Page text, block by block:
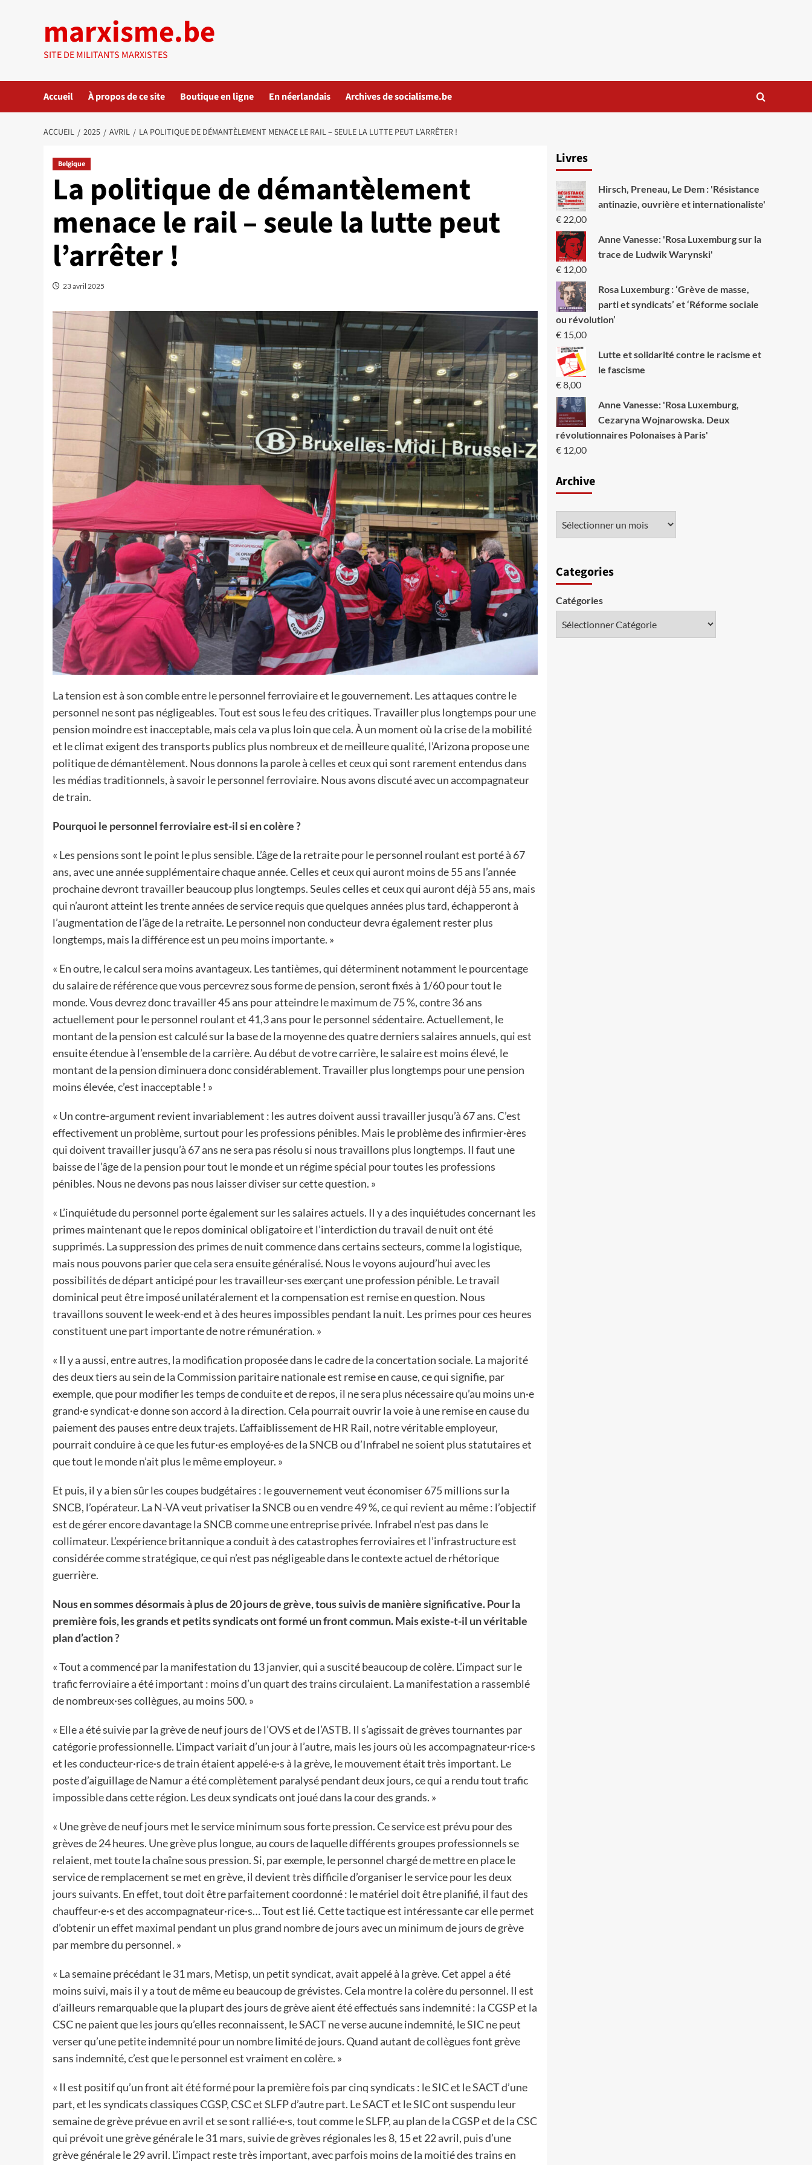
marxisme.be
SITE DE MILITANTS MARXISTES
Accueil À propos de ce site Boutique en ligne En néerlandais Archives de socialisme.be
ACCUEIL 2025 AVRIL LA POLITIQUE DE DÉMANTÈLEMENT MENACE LE RAIL – SEULE LA LUTTE PEUT L’ARRÊTER !
Belgique
La politique de démantèlement
menace le rail – seule la lutte peut
l’arrêter !
23 avril 2025
La tension est à son comble entre le personnel ferroviaire et le gouvernement. Les attaques contre le
personnel ne sont pas négligeables. Tout est sous le feu des critiques. Travailler plus longtemps pour une
pension moindre est inacceptable, mais cela va plus loin que cela. À un moment où la crise de la mobilité
et le climat exigent des transports publics plus nombreux et de meilleure qualité, l’Arizona propose une
politique de démantèlement. Nous donnons la parole à celles et ceux qui sont rarement entendus dans
les médias traditionnels, à savoir le personnel ferroviaire. Nous avons discuté avec un accompagnateur
de train.
Pourquoi le personnel ferroviaire est-il si en colère ?
« Les pensions sont le point le plus sensible. L’âge de la retraite pour le personnel roulant est porté à 67
ans, avec une année supplémentaire chaque année. Celles et ceux qui auront moins de 55 ans l’année
prochaine devront travailler beaucoup plus longtemps. Seules celles et ceux qui auront déjà 55 ans, mais
qui n’auront atteint les trente années de service requis que quelques années plus tard, échapperont à
l’augmentation de l’âge de la retraite. Le personnel non conducteur devra également rester plus
longtemps, mais la différence est un peu moins importante. »
« En outre, le calcul sera moins avantageux. Les tantièmes, qui déterminent notamment le pourcentage
du salaire de référence que vous percevrez sous forme de pension, seront fixés à 1/60 pour tout le
monde. Vous devrez donc travailler 45 ans pour atteindre le maximum de 75 %, contre 36 ans
actuellement pour le personnel roulant et 41,3 ans pour le personnel sédentaire. Actuellement, le
montant de la pension est calculé sur la base de la moyenne des quatre derniers salaires annuels, qui est
ensuite étendue à l’ensemble de la carrière. Au début de votre carrière, le salaire est moins élevé, le
montant de la pension diminuera donc considérablement. Travailler plus longtemps pour une pension
moins élevée, c’est inacceptable ! »
« Un contre-argument revient invariablement : les autres doivent aussi travailler jusqu’à 67 ans. C’est
effectivement un problème, surtout pour les professions pénibles. Mais le problème des infirmier·ères
qui doivent travailler jusqu’à 67 ans ne sera pas résolu si nous travaillons plus longtemps. Il faut une
baisse de l’âge de la pension pour tout le monde et un régime spécial pour toutes les professions
pénibles. Nous ne devons pas nous laisser diviser sur cette question. »
« L’inquiétude du personnel porte également sur les salaires actuels. Il y a des inquiétudes concernant les
primes maintenant que le repos dominical obligatoire et l’interdiction du travail de nuit ont été
supprimés. La suppression des primes de nuit commence dans certains secteurs, comme la logistique,
mais nous pouvons parier que cela sera ensuite généralisé. Nous le voyons aujourd’hui avec les
possibilités de départ anticipé pour les travailleur·ses exerçant une profession pénible. Le travail
dominical peut être imposé unilatéralement et la compensation est remise en question. Nous
travaillons souvent le week-end et à des heures impossibles pendant la nuit. Les primes pour ces heures
constituent une part importante de notre rémunération. »
« Il y a aussi, entre autres, la modification proposée dans le cadre de la concertation sociale. La majorité
des deux tiers au sein de la Commission paritaire nationale est remise en cause, ce qui signifie, par
exemple, que pour modifier les temps de conduite et de repos, il ne sera plus nécessaire qu’au moins un·e
grand·e syndicat·e donne son accord à la direction. Cela pourrait ouvrir la voie à une remise en cause du
paiement des pauses entre deux trajets. L’affaiblissement de HR Rail, notre véritable employeur,
pourrait conduire à ce que les futur·es employé·es de la SNCB ou d’Infrabel ne soient plus statutaires et
que tout le monde n’ait plus le même employeur. »
Et puis, il y a bien sûr les coupes budgétaires : le gouvernement veut économiser 675 millions sur la
SNCB, l’opérateur. La N-VA veut privatiser la SNCB ou en vendre 49 %, ce qui revient au même : l’objectif
est de gérer encore davantage la SNCB comme une entreprise privée. Infrabel n’est pas dans le
collimateur. L’expérience britannique a conduit à des catastrophes ferroviaires et l’infrastructure est
considérée comme stratégique, ce qui n’est pas négligeable dans le contexte actuel de rhétorique
guerrière.
Nous en sommes désormais à plus de 20 jours de grève, tous suivis de manière significative. Pour la
première fois, les grands et petits syndicats ont formé un front commun. Mais existe-t-il un véritable
plan d’action ?
« Tout a commencé par la manifestation du 13 janvier, qui a suscité beaucoup de colère. L’impact sur le
trafic ferroviaire a été important : moins d’un quart des trains circulaient. La manifestation a rassemblé
de nombreux·ses collègues, au moins 500. »
« Elle a été suivie par la grève de neuf jours de l’OVS et de l’ASTB. Il s’agissait de grèves tournantes par
catégorie professionnelle. L’impact variait d’un jour à l’autre, mais les jours où les accompagnateur·rice·s
et les conducteur·rice·s de train étaient appelé·e·s à la grève, le mouvement était très important. Le
poste d’aiguillage de Namur a été complètement paralysé pendant deux jours, ce qui a rendu tout trafic
impossible dans cette région. Les deux syndicats ont joué dans la cour des grands. »
« Une grève de neuf jours met le service minimum sous forte pression. Ce service est prévu pour des
grèves de 24 heures. Une grève plus longue, au cours de laquelle différents groupes professionnels se
relaient, met toute la chaîne sous pression. Si, par exemple, le personnel chargé de mettre en place le
service de remplacement se met en grève, il devient très difficile d’organiser le service pour les deux
jours suivants. En effet, tout doit être parfaitement coordonné : le matériel doit être planifié, il faut des
chauffeur·e·s et des accompagnateur·rice·s… Tout est lié. Cette tactique est intéressante car elle permet
d’obtenir un effet maximal pendant un plus grand nombre de jours avec un minimum de jours de grève
par membre du personnel. »
« La semaine précédant le 31 mars, Metisp, un petit syndicat, avait appelé à la grève. Cet appel a été
moins suivi, mais il y a tout de même eu beaucoup de grévistes. Cela montre la colère du personnel. Il est
d’ailleurs remarquable que la plupart des jours de grève aient été effectués sans indemnité : la CGSP et la
CSC ne paient que les jours qu’elles reconnaissent, le SACT ne verse aucune indemnité, le SIC ne peut
verser qu’une petite indemnité pour un nombre limité de jours. Quand autant de collègues font grève
sans indemnité, c’est que le personnel est vraiment en colère. »
« Il est positif qu’un front ait été formé pour la première fois par cinq syndicats : le SIC et le SACT d’une
part, et les syndicats classiques CGSP, CSC et SLFP d’autre part. Le SACT et le SIC ont suspendu leur
semaine de grève prévue en avril et se sont rallié·e·s, tout comme le SLFP, au plan de la CGSP et de la CSC
qui prévoit une grève générale le 31 mars, suivie de grèves régionales les 8, 15 et 22 avril, puis d’une
grève générale le 29 avril. L’impact reste très important, avec parfois moins de la moitié des trains en
Livres
Hirsch, Preneau, Le Dem : 'Résistance
antinazie, ouvrière et internationaliste'
€22,00
Anne Vanesse: 'Rosa Luxemburg sur la
trace de Ludwik Warynski'
€12,00
Rosa Luxemburg : ‘Grève de masse,
parti et syndicats’ et ‘Réforme sociale
ou révolution’
€15,00
Lutte et solidarité contre le racisme et
le fascisme
€8,00
Anne Vanesse: 'Rosa Luxemburg,
Cezaryna Wojnarowska. Deux
révolutionnaires Polonaises à Paris'
€12,00
Archive
Categories
Catégories